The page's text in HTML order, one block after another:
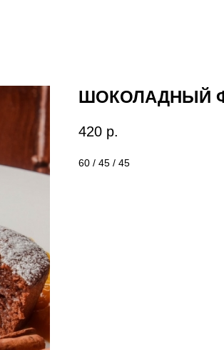
ШОКОЛАДНЫЙ
420 р.
60 / 45 / 45